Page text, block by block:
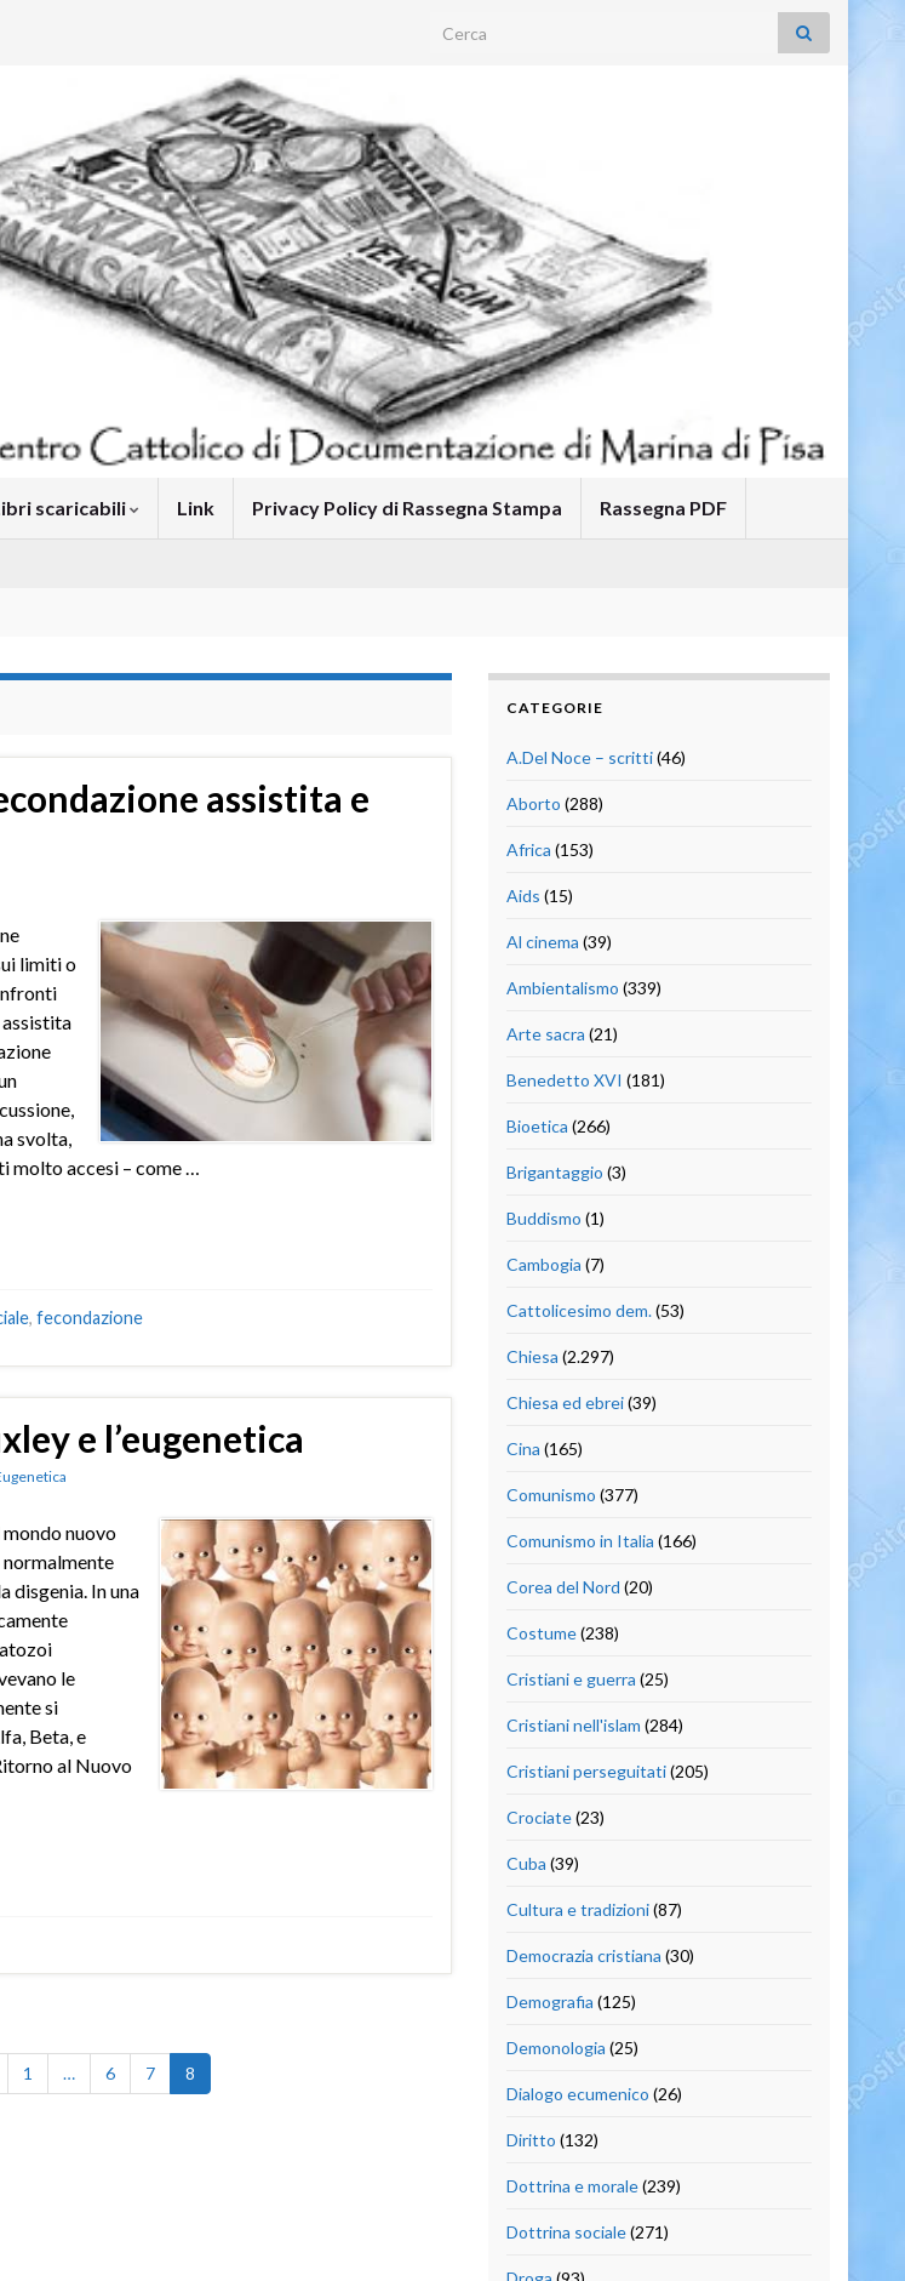
Search for:
scaricabili Link Privacy Policy di Rassegna Stampa Rassegna PDF
assistita e
limiti o
svolta,
molto accesi – come …
, fecondazione
e l’eugenetica
nuovo
disgenia. In una
le
si
Beta, e
al Nuovo
1 … 6 7 8
CATEGORIE
A.Del Noce – scritti(46)
Aborto (288)
Africa (153)
Aids (15)
Al cinema (39)
Ambientalismo (339)
Arte sacra (21)
Benedetto XVI (181)
Bioetica (266)
Brigantaggio (3)
Buddismo (1)
Cambogia (7)
Cattolicesimo dem.(53)
Chiesa (2.297)
Chiesa ed ebrei(39)
Cina (165)
Comunismo (377)
Comunismo in Italia (166)
Corea del Nord (20)
Costume(238)
Cristiani e guerra (25)
Cristiani nell'islam (284)
Cristiani perseguitati(205)
Crociate(23)
Cuba (39)
Cultura e tradizioni(87)
Democrazia cristiana (30)
Demografia (125)
Demonologia (25)
Dialogo ecumenico (26)
Diritto (132)
Dottrina e morale(239)
Dottrina sociale(271)